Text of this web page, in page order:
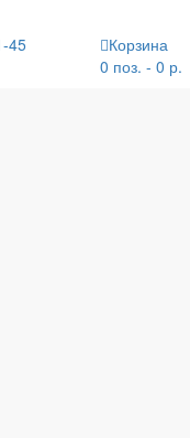
45
Корзина
0 поз. - 0 р.